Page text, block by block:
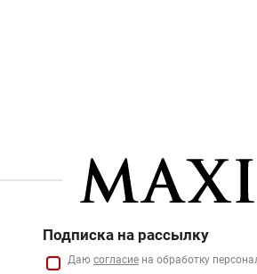
Подписка на рассылку
Даю согласие на обработку